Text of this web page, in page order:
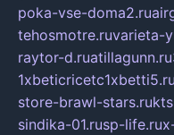
poka-vse-doma2.ru
tehosmotre.ruvarieta-
raytor-d.ruatillagunn.ru
1xbeticricetc1xbetti5.ru
store-brawl-stars.ru
sindika-01.rusp-life.ru